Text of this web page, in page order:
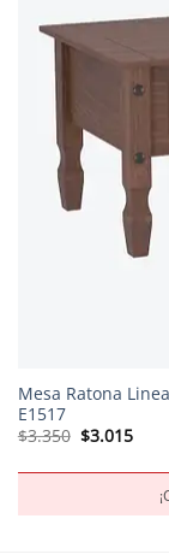
Mesa Ratona
E1517
$3.350 El
$3.015El